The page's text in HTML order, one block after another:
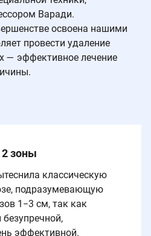
Варади.
освоена нашими
провести удаление
— эффективное лечение
зоны
классическую
подразумевающую
1−3 см, так как
безупречной,
эффективной.